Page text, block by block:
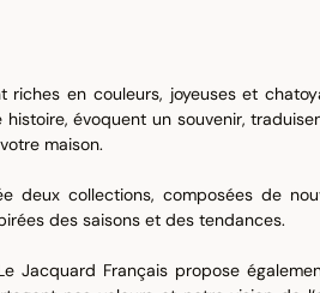
riches en couleurs, joyeuses et
évoquent un souvenir,
maison.
deux collections, composées de
des saisons et des tendances.
Jacquard Français propose